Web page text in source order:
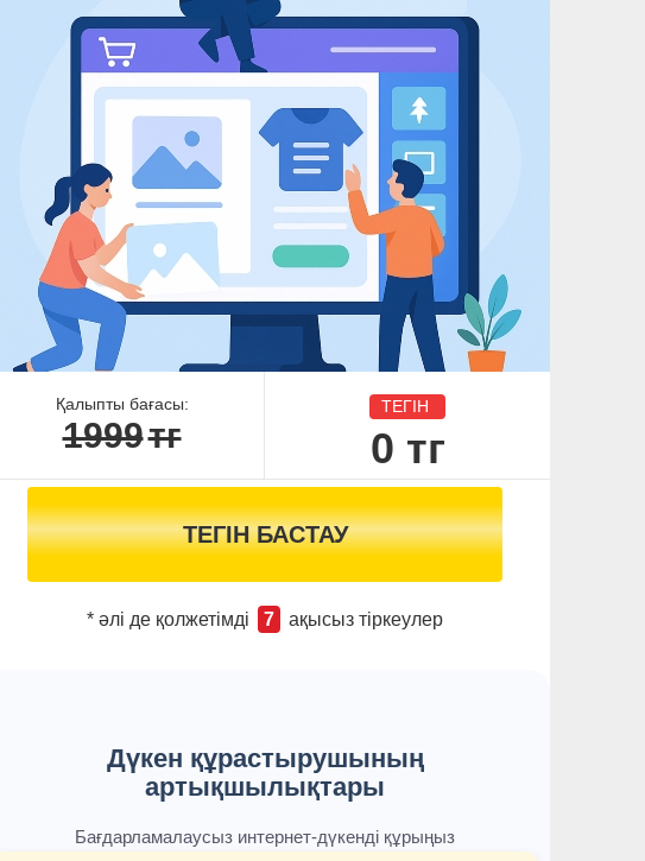
Қалыпты бағасы:
1999тг
ТЕГІН
0 тг
ТЕГІН БАСТАУ
* әлі де қолжетімді 7 ақысыз тіркеулер
Дүкен құрастырушының
артықшылықтары
Бағдарламалаусыз интернет-дүкенді құрыңыз